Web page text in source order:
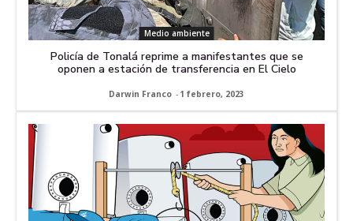
Medio ambiente
Policía de Tonalá reprime a manifestantes que se
oponen a estación de transferencia en El Cielo
Darwin Franco - 1 febrero, 2023